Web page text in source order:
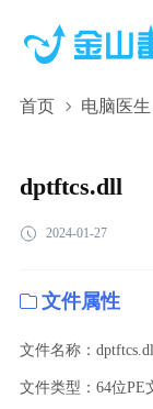
首页 电脑医生
dptftcs.dll
2024-01-27
文件属性
文件名称：
文件类型：64位PE